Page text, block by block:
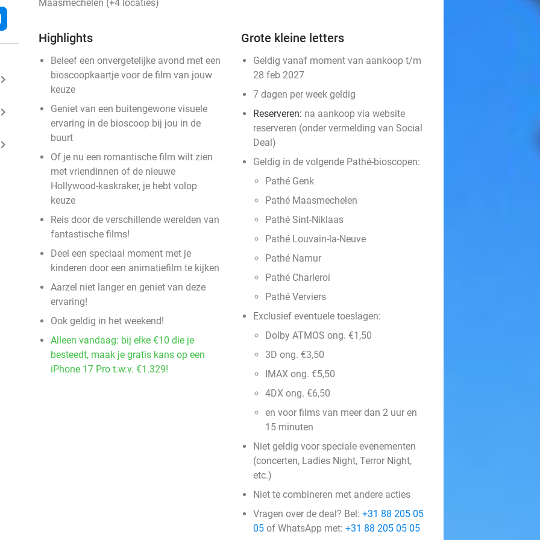
keyboard_arrow_right
keyboard_arrow_right
keyboard_arrow_right
Maasmechelen (+4 locaties)
Highlights
Beleef een onvergetelijke avond met een
bioscoopkaartje voor de film van jouw
keuze
Geniet van een buitengewone visuele
ervaring in de bioscoop bij jou in de
buurt
Of je nu een romantische film wilt zien
met vriendinnen of de nieuwe
Hollywood-kaskraker, je hebt volop
keuze
Reis door de verschillende werelden van
fantastische films!
Deel een speciaal moment met je
kinderen door een animatiefilm te kijken
Aarzel niet langer en geniet van deze
ervaring!
Ook geldig in het weekend!
Alleen vandaag: bij elke €10 die je
besteedt, maak je gratis kans op een
iPhone 17 Pro t.w.v. €1.329!
Grote kleine letters
Geldig vanaf moment van aankoop t/m
28 feb 2027
7 dagen per week geldig
Reserveren: na aankoop via website
reserveren (onder vermelding van Social
Deal)
Geldig in de volgende Pathé-bioscopen:
Pathé Genk
Pathé Maasmechelen
Pathé Sint-Niklaas
Pathé Louvain-la-Neuve
Pathé Namur
Pathé Charleroi
Pathé Verviers
Exclusief eventuele toeslagen:
Dolby ATMOS ong. €1,50
3D ong. €3,50
IMAX ong. €5,50
4DX ong. €6,50
en voor films van meer dan 2 uur en
15 minuten
Niet geldig voor speciale evenementen
(concerten, Ladies Night, Terror Night,
etc.)
Niet te combineren met andere acties
Vragen over de deal? Bel: +31 88 205 05
05 of WhatsApp met: +31 88 205 05 05